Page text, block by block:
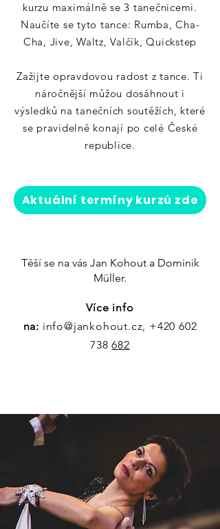
kurzu maximálně se 3 tanečnicemi.
Naučíte se tyto tance: Rumba, Cha-
Cha, Jive, Waltz, Valčík, Quickstep
Zažijte opravdovou radost z tance. Ti
náročnější můžou dosáhnout i
výsledků na tanečních soutěžích, které
se pravidelně konají po celé České
republice.
Aktuální termíny kurzů zde
Těší se na vás Jan Kohout a Dominik
Müller.
Více info
na: info@jankohout.cz, +420 602
738 682